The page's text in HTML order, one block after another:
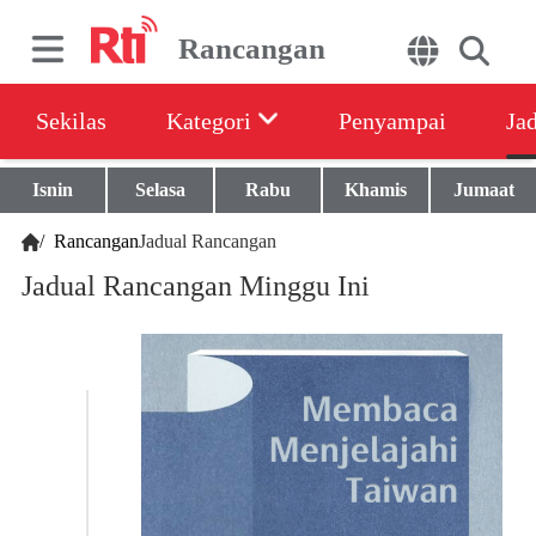
Rancangan
Sekilas Kategori Penyampai
Isnin Selasa Rabu Khamis Jumaat
/RancanganJadual Rancangan
Jadual Rancangan Minggu Ini